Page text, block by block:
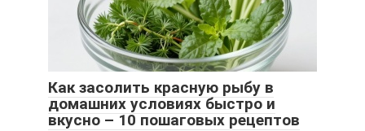
Как засолить красную рыбу в
домашних условиях быстро и
вкусно – 10 пошаговых рецептов